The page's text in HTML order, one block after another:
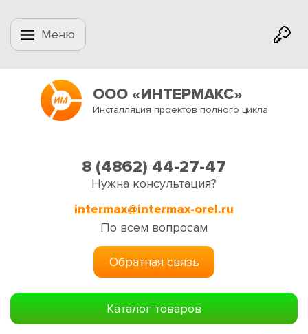
Меню
ООО «ИНТЕРМАКС»
Инсталляция проектов полного цикла
8 (4862) 44-27-47
Нужна консультация?
intermax@intermax-orel.ru
По всем вопросам
Обратная связь
Каталог товаров